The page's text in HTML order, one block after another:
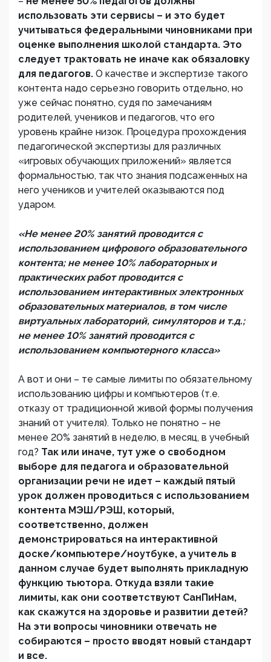
использовать эти сервисы – и это будет
учитываться федеральными чиновниками при
оценке выполнения школой стандарта. Это
следует трактовать не иначе как обязаловку
для педагогов. О качестве и экспертизе такого
контента надо серьезно говорить отдельно, но
уже сейчас понятно, судя по замечаниям
родителей, учеников и педагогов, что его
уровень крайне низок. Процедура прохождения
педагогической экспертизы для различных
«игровых обучающих приложений» является
формальностью, так что знания подсаженных на
него учеников и учителей оказываются под
ударом.
«Не менее 20% занятий проводится с
использованием цифрового образовательного
контента; не менее 10% лабораторных и
практических работ проводится с
использованием интерактивных электронных
образовательных материалов, в том числе
виртуальных лабораторий, симуляторов и т.д.;
не менее 10% занятий проводится с
использованием компьютерного класса»
А вот и они – те самые лимиты по обязательному
использованию цифры и компьютеров (т.е.
отказу от традиционной живой формы получения
знаний от учителя). Только не понятно – не
менее 20% занятий в неделю, в месяц, в учебный
год? Так или иначе, тут уже о свободном
выборе для педагога и образовательной
организации речи не идет – каждый пятый
урок должен проводиться с использованием
контента МЭШ/РЭШ, который,
соответственно, должен
демонстрироваться на интерактивной
доске/компьютере/ноутбуке, а учитель в
данном случае будет выполнять прикладную
функцию тьютора. Откуда взяли такие
лимиты, как они соответствуют СанПиНам,
как скажутся на здоровье и развитии детей?
На эти вопросы чиновники отвечать не
собираются – просто вводят новый стандарт
и все.